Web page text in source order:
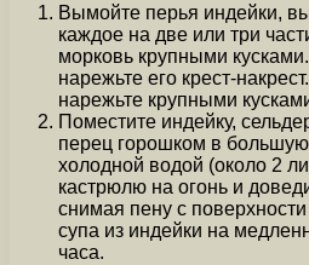
Вымойте перья индейки,
каждое на две или три
морковь крупными
нарежьте его крест-
нарежьте крупными
Поместите индейку,
перец горошком в
холодной водой (около 2
кастрюлю на огонь и
снимая пену с
супа из индейки на
часа.